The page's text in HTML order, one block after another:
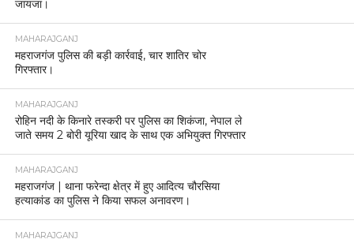
जायजा।
MAHARAJGANJ
महराजगंज पुलिस की बड़ी कार्रवाई, चार शातिर चोर
गिरफ्तार।
MAHARAJGANJ
रोहिन नदी के किनारे तस्करी पर पुलिस का शिकंजा, नेपाल ले
जाते समय 2 बोरी यूरिया खाद के साथ एक अभियुक्त गिरफ्तार
MAHARAJGANJ
महराजगंज | थाना फरेन्दा क्षेत्र में हुए आदित्य चौरसिया
हत्याकांड का पुलिस ने किया सफल अनावरण।
MAHARAJGANJ